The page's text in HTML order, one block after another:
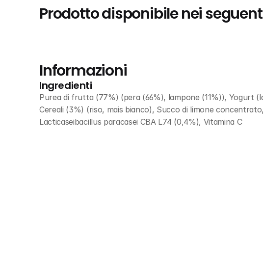
Prodotto disponibile nei
Informazioni
Ingredienti
Purea di frutta (77%) (pera (66%), lampone (11%)), Yogurt
Cereali (3%) (riso, mais bianco), Succo di limone
Lacticaseibacillus paracasei CBA L74 (0,4%), Vitamina C